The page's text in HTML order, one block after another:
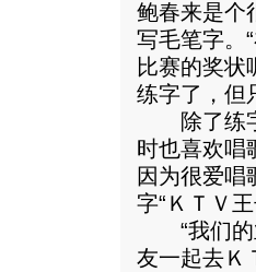
鲍春来是个
写毛笔字。
比赛的奖状
练字了，但
除了练字
时也喜欢唱
因为很爱唱
字“ＫＴＶ王
“我们的
友一起去Ｋ